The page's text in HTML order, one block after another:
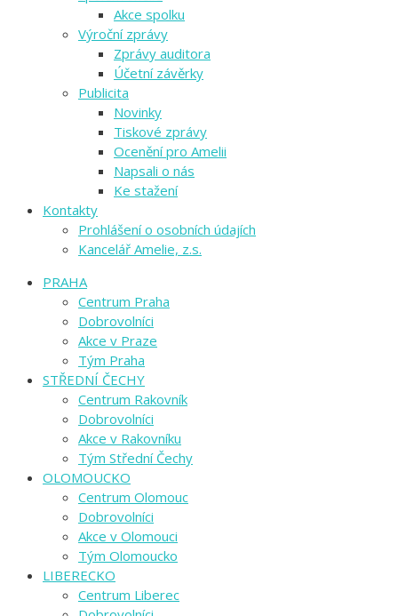
Akce spolku
Výroční zprávy
Zprávy auditora
Účetní závěrky
Publicita
Novinky
Tiskové zprávy
Ocenění pro Amelii
Napsali o nás
Ke stažení
Kontakty
Prohlášení o osobních údajích
Kancelář Amelie, z.s.
PRAHA
Centrum Praha
Dobrovolníci
Akce v Praze
Tým Praha
STŘEDNÍ ČECHY
Centrum Rakovník
Dobrovolníci
Akce v Rakovníku
Tým Střední Čechy
OLOMOUCKO
Centrum Olomouc
Dobrovolníci
Akce v Olomouci
Tým Olomoucko
LIBERECKO
Centrum Liberec